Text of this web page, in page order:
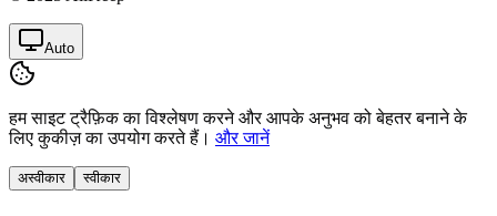
Auto
हम साइट ट्रैफ़िक का विश्लेषण करने और आपके अनुभव को बेहतर बनाने के
लिए कुकीज़ का उपयोग करते हैं। और जानें
अस्वीकार स्वीकार